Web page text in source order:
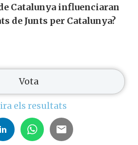
Catalunya influenciaran
de Junts per Catalunya?
els resultats